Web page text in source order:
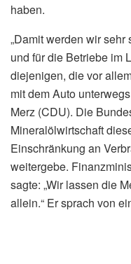
haben.
„Damit werden wir
und für die Betriebe im
diejenigen, die vor
mit dem Auto
Merz (CDU). Die
Mineralölwirtschaft
Einschränkung an
weitergebe.
sagte: „Wir lassen die
allein.“ Er sprach von